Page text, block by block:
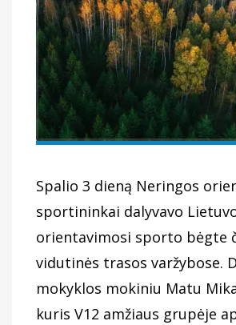
Spalio 3 dieną Neringos
sportininkai dalyvavo
orientavimosi sporto bėgte
vidutinės trasos varžybose.
mokyklos mokiniu Matu
kuris V12 amžiaus grupėje